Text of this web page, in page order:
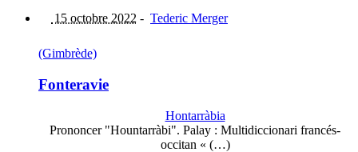
15 octobre 2022 - Tederic Merger
(Gimbrède)
Fonteravie
Hontarràbia
Prononcer "Hountarràbi". Palay : Multidiccionari francés-
occitan « (…)